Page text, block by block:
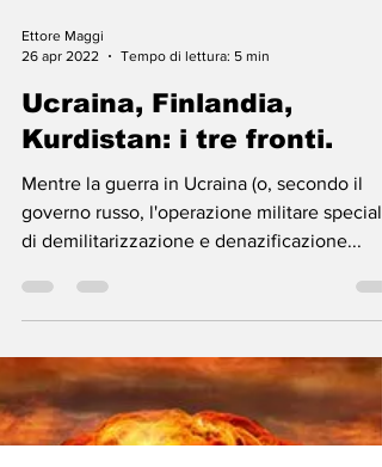
26 apr 2022
Tempo di lettura: 5 min
Ucraina, Finlandia,
Kurdistan: i tre fronti.